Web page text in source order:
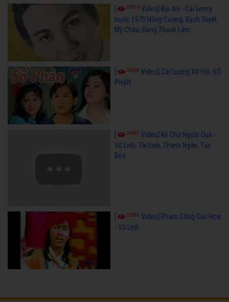
36016 Video] Bụi đời - Cải lương
trước 1975 Hùng Cường, Bạch Tuyết,
Mỹ Châu, Dũng Thanh Lâm
34580 Video] Cải Lương Xã Hội: SỐ
PHẬN
24587 Video] Kẻ Chợ Người Quê -
Vũ Linh, Tài Linh, Thanh Ngân, Tấn
Beo
23603 Video] Phạm Công Cúc Hoa
- Vũ Linh